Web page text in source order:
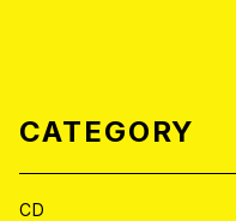
CATEGORY
CD